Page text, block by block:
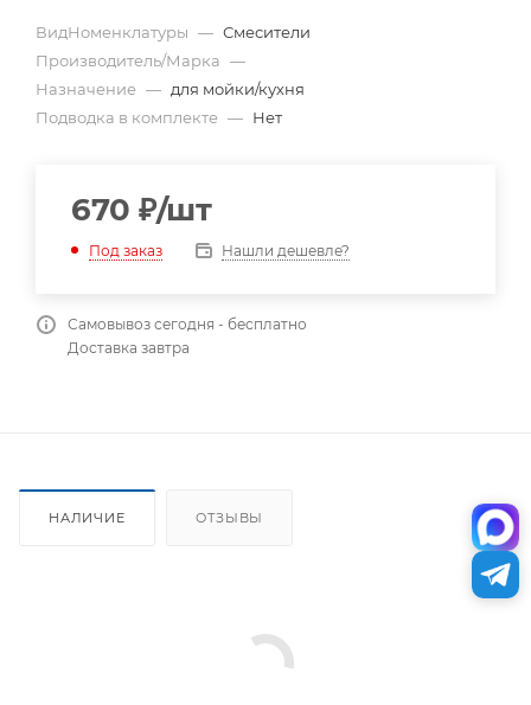
ВидНоменклатуры — Смесители
Производитель/Марка —
Назначение — для мойки/кухня
Подводка в комплекте — Нет
670 ₽/шт
Под заказ Нашли дешевле?
Самовывоз сегодня - бесплатно
Доставка завтра
НАЛИЧИЕ ОТЗЫВЫ